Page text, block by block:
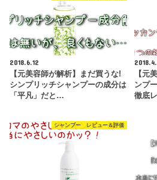
2018.6.12
【元美容師が解析】まだ買うな!
シンプリッチシャンプーの成分は
「平凡」だと…
【元
ンプ
徹底
シャンプー レビュー＆評価